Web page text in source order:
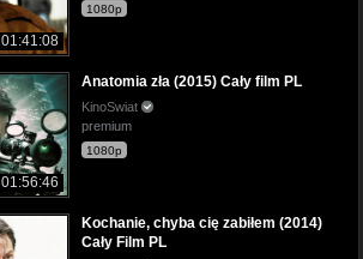
01:41:08
1080p
01:56:46
Anatomia zła (2015) Cały film PL
KinoSwiat
premium
1080p
Kochanie, chyba cię zabiłem (2014)
Cały Film PL